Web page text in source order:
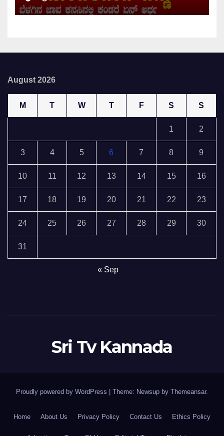
August 2026
M T W T F S S
1 2
3 4 5 6 7 8 9
10 11 12 13 14 15 16
17 18 19 20 21 22 23
24 25 26 27 28 29 30
31
« Sep
Sri Tv Kannada
Proudly powered by WordPress Theme: Newsup by Themeansar.
Home About Us Privacy Policy Contact Us Ethics Policy